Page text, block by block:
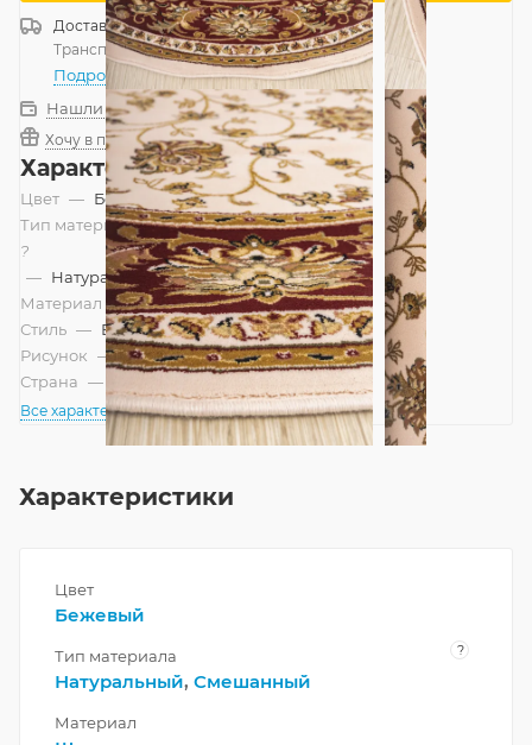
ДоставкаРоссия
Транспортной компанией—бесплатно
Подробнее
Нашли дешевле?
Хочу в подарок
Характеристики
Цвет — Бежевый
Тип материала
?
— Натуральный, Смешанный
Материал — Шерсть
Стиль — Восточный
Рисунок — Классический
Страна —
Все характеристики
Характеристики
Цвет
Бежевый
Тип материала ?
Натуральный, Смешанный
Материал